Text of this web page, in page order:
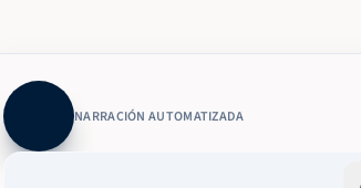
NARRACIÓN AUTOMATIZADA